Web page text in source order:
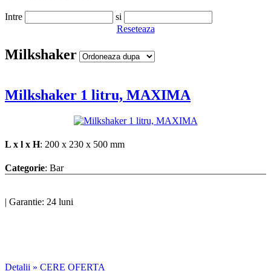
Intre
si
Reseteaza
Milkshaker
Milkshaker 1 litru, MAXIMA
L x l x H: 200 x 230 x 500 mm
Categorie: Bar
| Garantie: 24 luni
Detalii » CERE OFERTA